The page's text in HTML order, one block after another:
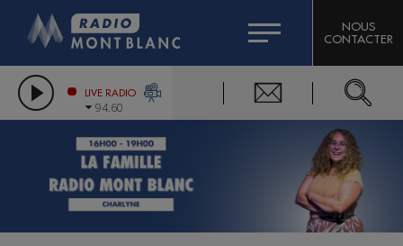
LES CHRONIQUES DE L'EXPERT
CITIZEN MACHINERY
GRAND MASSIF DOMAINES SKIABLES
COMPAGNIE DU MONT-BLANC
NOUS
CONTACTER
LIVE RADIO
94.60